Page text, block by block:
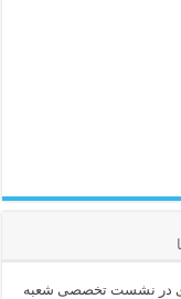
در نشست تخصصی شعبه